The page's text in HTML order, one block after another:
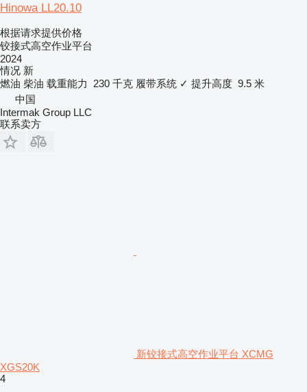
Hinowa LL20.10
根据请求提供价格
铰接式高空作业平台
2024
情况 新
燃油 柴油 载重能力 230 千克 履带系统 ✓ 提升高度 9.5 米
中国
Intermak Group LLC
联系卖方
新铰接式高空作业平台 XCMG
XGS20K
4